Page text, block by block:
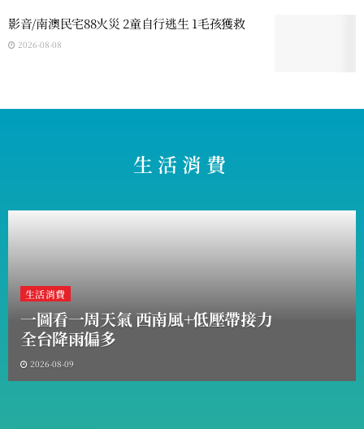
影音/南澳民宅88火災 2童自行逃生 1毛孩獲救
2026-08-08
生活消費
生活消費
一圖看一周天氣 西南風+低壓帶接力
全台降雨偏多
2026-08-09